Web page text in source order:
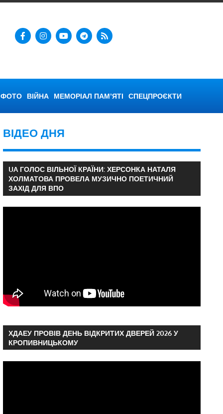
ФОТО ВІЙНА МЕМОРІАЛ ПАМ’ЯТІ СПЕЦПРОЄКТИ
ВІДЕО ДНЯ
UA ГОЛОС ВІЛЬНОЇ КРАЇНИ: ХЕРСОНКА НАТАЛЯ
ХОЛМАТОВА ПРОВЕЛА МУЗИЧНО ПОЕТИЧНИЙ
ЗАХІД ДЛЯ ВПО
ХДАЕУ ПРОВІВ ДЕНЬ ВІДКРИТИХ ДВЕРЕЙ 2026 У
КРОПИВНИЦЬКОМУ